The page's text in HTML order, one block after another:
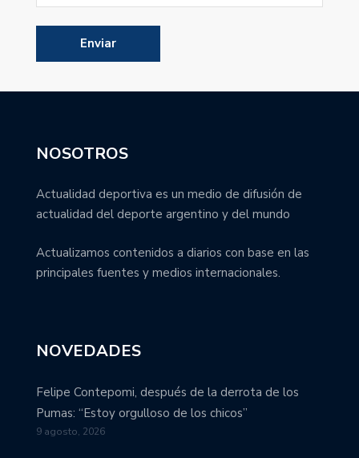
NOSOTROS
Actualidad deportiva es un medio de difusión de
actualidad del deporte argentino y del mundo
Actualizamos contenidos a diarios con base en las
principales fuentes y medios internacionales.
NOVEDADES
Felipe Contepomi, después de la derrota de los
Pumas: “Estoy orgulloso de los chicos”
9 agosto, 2026